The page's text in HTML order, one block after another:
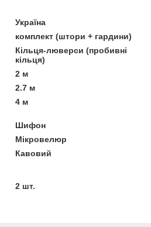
Україна
комплект (штори + гардини)
Кільця-люверси (пробивні
кільця)
2 м
2.7 м
4 м
Шифон
Мікровелюр
Кавовий
2 шт.